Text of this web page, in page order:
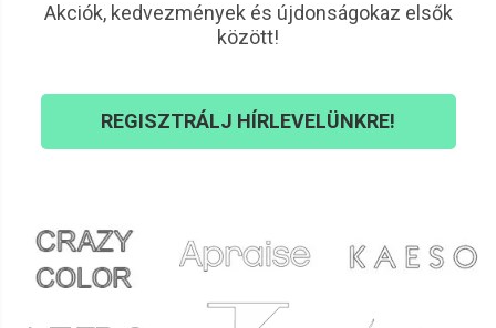
Akciók, kedvezmények és újdonságokaz elsők
között!
REGISZTRÁLJ HÍRLEVELÜNKRE!